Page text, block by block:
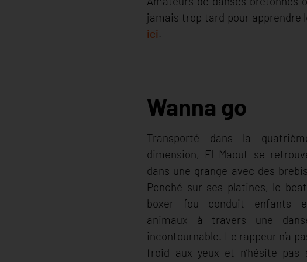
jamais trop tard pour apprendre
ici.
Wanna go
Transporté dans la
dimension, El Maout se
dans une grange avec des
Penché sur ses platines, le
boxer fou conduit enfants
animaux à travers une
incontournable. Le rappeur n’a
froid aux yeux et n’hésite pas